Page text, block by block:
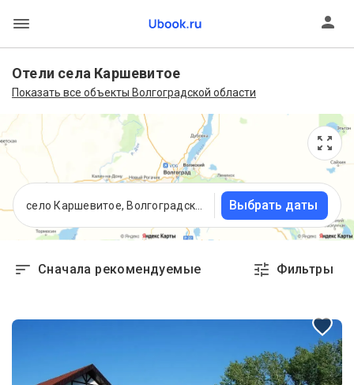
Отели села Каршевитое
Показать все объекты Волгоградской области
Выбрать даты
Сначала рекомендуемые Фильтры